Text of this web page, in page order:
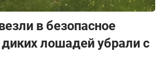
в безопасное
лошадей убрали с